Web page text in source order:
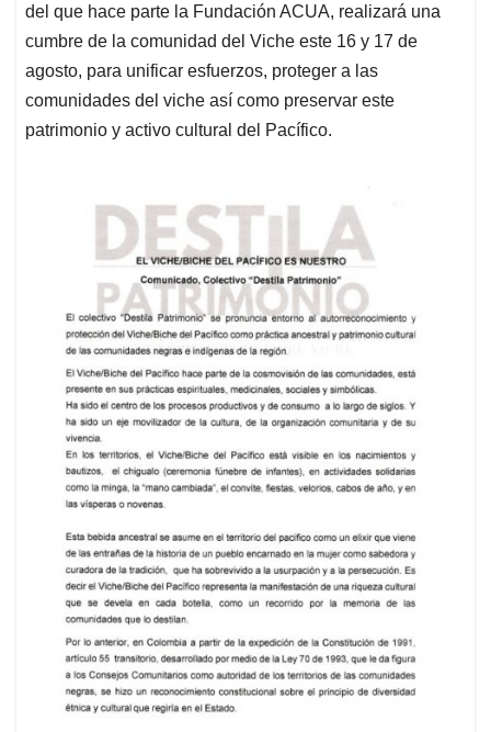
del que hace parte la Fundación ACUA, realizará una
cumbre de la comunidad del Viche este 16 y 17 de
agosto, para unificar esfuerzos, proteger a las
comunidades del viche así como preservar este
patrimonio y activo cultural del Pacífico.